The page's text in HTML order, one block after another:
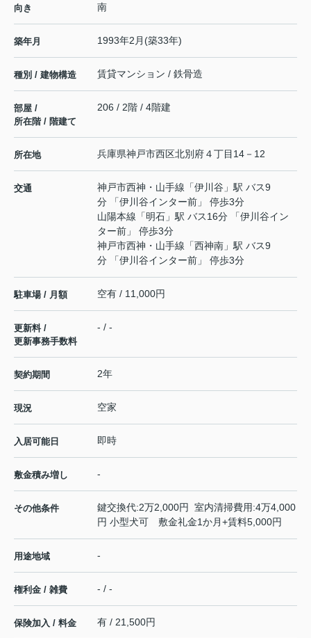
向き 南
築年月 1993年2月(築33年)
種別 / 建物構造 賃貸マンション / 鉄骨造
部屋 /
所在階 / 階建て
206 / 2階 / 4階建
所在地 兵庫県神戸市西区北別府４丁目14－12
交通 神戸市西神・山手線 「伊川谷 」駅 バス9
分 「伊川谷インター前」 停歩3分
山陽本線 「明石 」駅 バス16分 「伊川谷イン
ター前」 停歩3分
神戸市西神・山手線 「西神南 」駅 バス9
分 「伊川谷インター前」 停歩3分
駐車場 / 月額 空有 / 11,000円
更新料 /
更新事務手数料
- / -
契約期間 2年
現況 空家
入居可能日 即時
敷金積み増し -
その他条件
鍵交換代:2万2,000円 室内清掃費用:4万4,000
円 小型犬可 敷金礼金1か月+賃料5,000円
用途地域 -
権利金 / 雑費 - / -
保険加入 / 料金 有 / 21,500円